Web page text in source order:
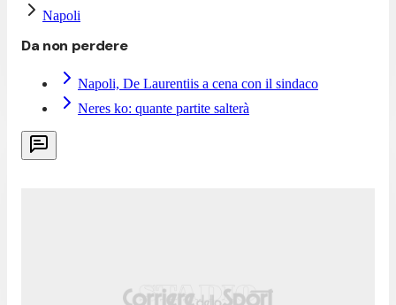
Napoli
Da non perdere
Napoli, De Laurentiis a cena con il sindaco
Neres ko: quante partite salterà